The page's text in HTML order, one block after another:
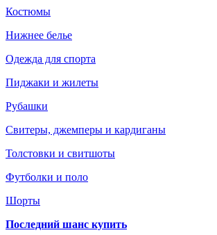
Костюмы
Нижнее белье
Одежда для спорта
Пиджаки и жилеты
Рубашки
Свитеры, джемперы и кардиганы
Толстовки и свитшоты
Футболки и поло
Шорты
Последний шанс купить